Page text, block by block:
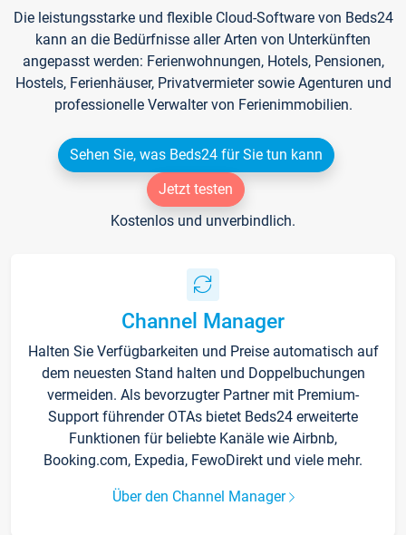
Die leistungsstarke und flexible Cloud-Software von Beds24
kann an die Bedürfnisse aller Arten von Unterkünften
angepasst werden: Ferienwohnungen, Hotels, Pensionen,
Hostels, Ferienhäuser, Privatvermieter sowie Agenturen und
professionelle Verwalter von Ferienimmobilien.
Sehen Sie, was Beds24 für Sie tun kann
Jetzt testen
Kostenlos und unverbindlich.
Channel Manager
Halten Sie Verfügbarkeiten und Preise automatisch auf
dem neuesten Stand halten und Doppelbuchungen
vermeiden. Als bevorzugter Partner mit Premium-
Support führender OTAs bietet Beds24 erweiterte
Funktionen für beliebte Kanäle wie Airbnb,
Booking.com, Expedia, FewoDirekt und viele mehr.
Über den Channel Manager